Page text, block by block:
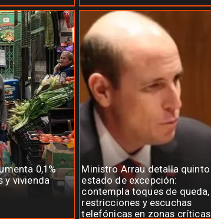
0,1%
y vivienda
Ministro Arrau detalla quinto
estado de excepción:
contempla toques de queda,
restricciones y escuchas
telefónicas en zonas críticas